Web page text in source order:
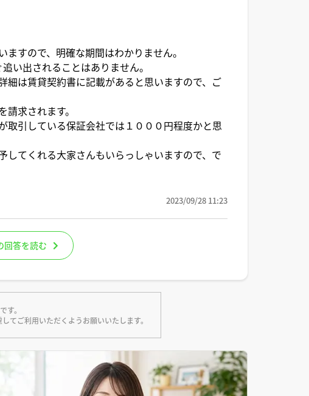
すので、明確な期間はわかりません。
い出されることはありません。
細は賃貸契約書に記載があると思いますので、ご
求されます。
取引している保証会社では１０００円程度かと思
てくれる大家さんもいらっしゃいますので、で
2023/09/28 11:23
回答を読む
す。
てご利用いただくようお願いいたします。